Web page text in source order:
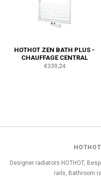
HOTHOT ZEN BATH PLUS -
CHAUFFAGE CENTRAL
€339,24
Designer radiators HOTHOT,
rails, Bathroom